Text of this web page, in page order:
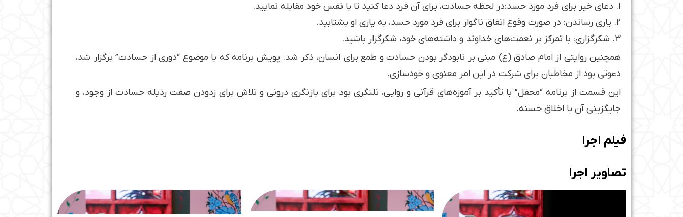
1. دعای خیر برای فرد مورد حسد:در لحظه حسادت، برای آن فرد دعا کنید تا با نفس خود مقابله نمایید.
2. یاری رساندن: در صورت وقوع اتفاق ناگوار برای فرد مورد حسد، به یاری او بشتابید.
3. شکرگزاری: با تمرکز بر نعمت‌های خداوند و داشته‌های خود، شکرگزار باشید.
همچنین روایتی از امام صادق (ع) مبنی بر نابودگر بودن حسادت و طمع برای انسان، ذکر شد. پویش برنامه که با موضوع “دوری از حسادت” برگزار شد،
دعوتی بود از مخاطبان برای شرکت در این امر معنوی و خودسازی.
این قسمت از برنامه “محفل” با تأکید بر آموزه‌های قرآنی و روایی، تلنگری بود برای بازنگری درونی و تلاش برای زدودن صفت رذیله حسادت از وجود، و
جایگزینی آن با اخلاق حسنه.
فیلم اجرا
تصاویر اجرا